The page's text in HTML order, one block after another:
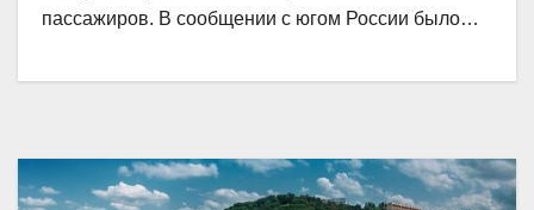
пассажиров. В сообщении с югом России было…